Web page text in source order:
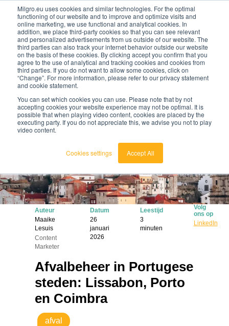
Milgro.eu uses cookies and similar technologies. For the optimal
functioning of our website and to improve and optimize visits and
online marketing, we use functional and analytical cookies. In
addition, we place third-party cookies so that you can see relevant
and personalized advertisements from us outside of our website. The
third parties can also track your internet behavior outside our website
on the basis of these cookies. By clicking accept you confirm that you
agree to the use of analytical and tracking cookies and cookies from
third parties. If you do not want to allow some cookies, click on
“Change”. For more information, please refer to our privacy statement
and cookie statement.
You can set which cookies you can use. Please note that by not
accepting cookies your website experience may not be optimal. It is
possible that when playing video content, cookies are placed by the
executing party. If you do not appreciate this, we advise you not to play
video content.
Cookies settings Accept All
nederlands
english
nl
🔥Grondstoffen worden schaarser en duurder. Weet
jij waar jouw organisatie kwetsbaar is en wat je
eraan kunt doen?
Bekijk de Grondstoffenbarometer
Auteur
Maaike
Lesuis
Content
Marketer
Datum
26
januari
2026
Leestijd
3
minuten
Volg
ons op
LinkedIn
Afvalbeheer in Portugese
steden: Lissabon, Porto
en Coimbra
afval